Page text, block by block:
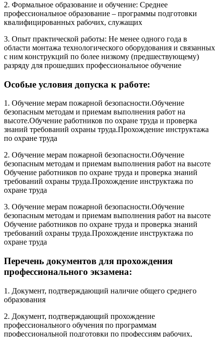
2. Формальное образование и обучение: Среднее
профессиональное образование – программы подготовки
квалифицированных рабочих, служащих
3. Опыт практической работы: Не менее одного года в
области монтажа технологического оборудования и связанных
с ним конструкций по более низкому (предшествующему)
разряду для прошедших профессиональное обучение
Особые условия допуска к работе:
1. Обучение мерам пожарной безопасности.Обучение
безопасным методам и приемам выполнения работ на
высоте.Обучение работников по охране труда и проверка
знаний требований охраны труда.Прохождение инструктажа
по охране труда
2. Обучение мерам пожарной безопасности.Обучение
безопасным методам и приемам выполнения работ на высоте
Обучение работников по охране труда и проверка знаний
требований охраны труда.Прохождение инструктажа по
охране труда
3. Обучение мерам пожарной безопасности.Обучение
безопасным методам и приемам выполнения работ на высоте
Обучение работников по охране труда и проверка знаний
требований охраны труда.Прохождение инструктажа по
охране труда
Перечень документов для прохождения
профессионального экзамена:
1. Документ, подтверждающий наличие общего среднего
образования
2. Документ, подтверждающий прохождение
профессионального обучения по программам
профессиональной подготовки по профессиям рабочих,